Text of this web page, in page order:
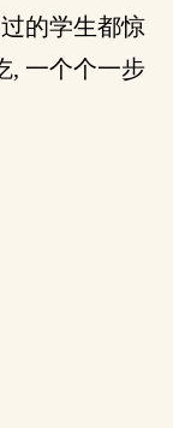
的学生都惊
, 一个个一步